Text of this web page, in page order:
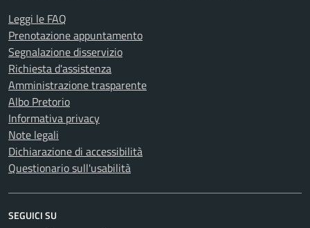
Leggi le FAQ
Prenotazione appuntamento
Segnalazione disservizio
Richiesta d'assistenza
Amministrazione trasparente
Albo Pretorio
Informativa privacy
Note legali
Dichiarazione di accessibilità
Questionario sull'usabilità
SEGUICI SU